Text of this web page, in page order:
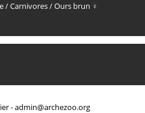
/Carnivores/Ours brun ♀
-admin@archezoo.org